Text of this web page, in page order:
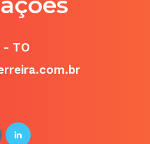
- TO